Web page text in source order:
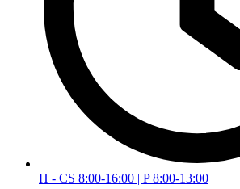
H - CS 8:00-16:00 | P 8:00-13:00